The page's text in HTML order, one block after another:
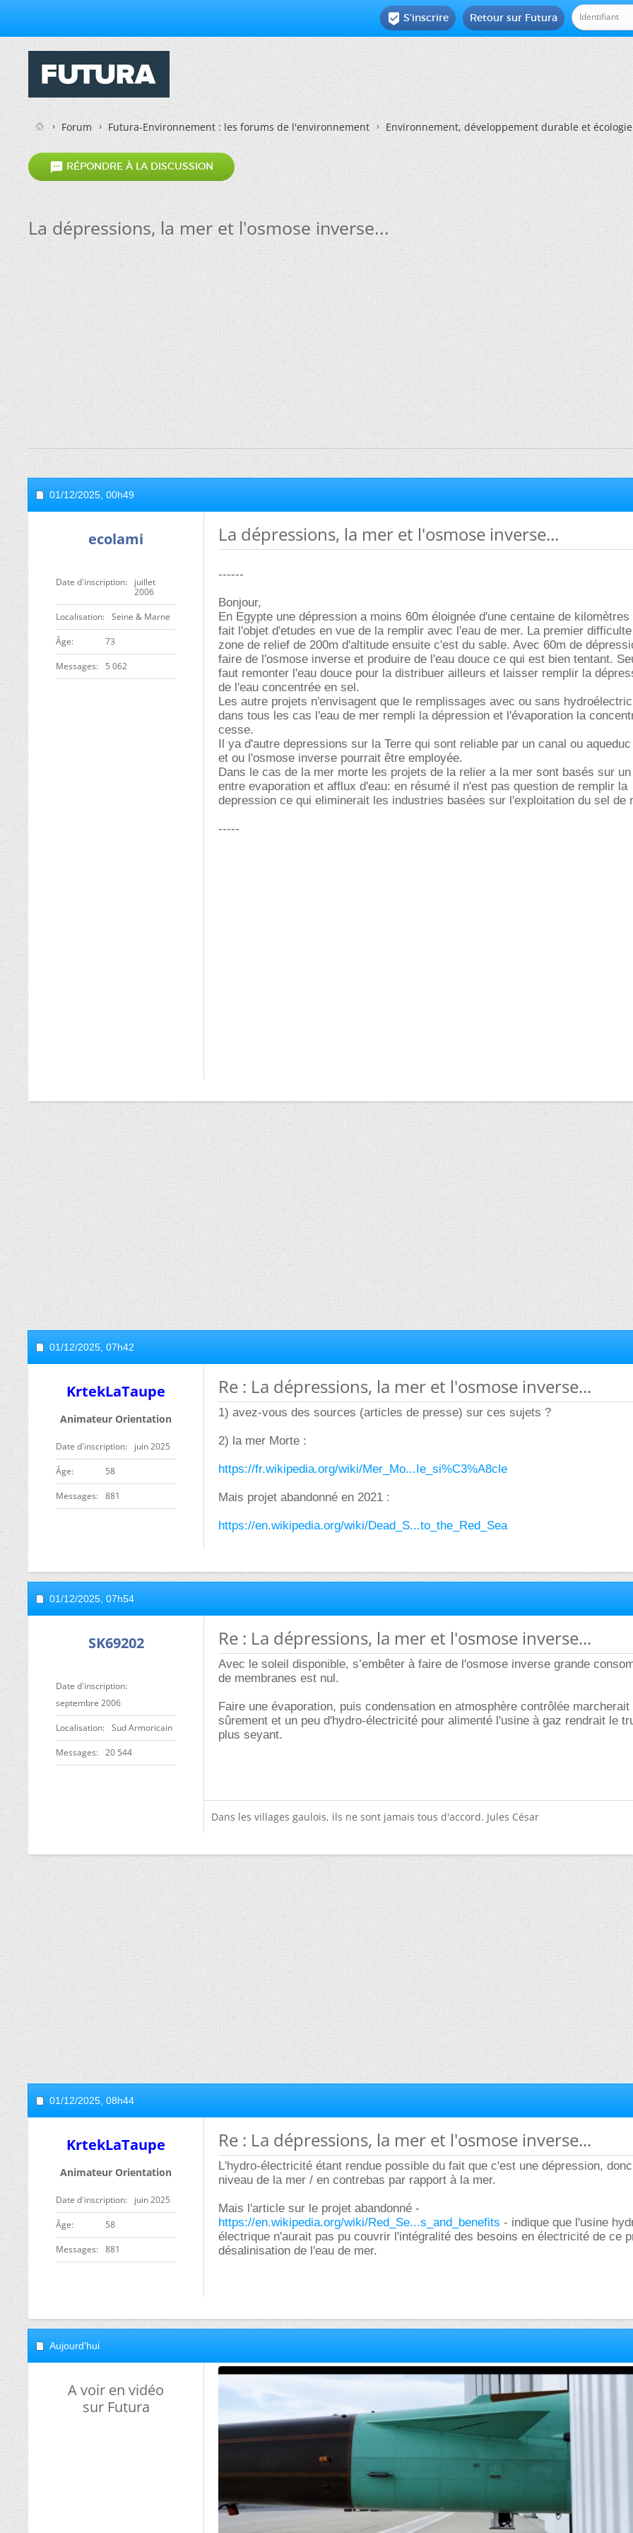
Retour sur Futura
 S'inscrire
Forum Futura-Environnement : les forums de l'environnement Environnement, développement durable et écologie
 RÉPONDRE À LA DISCUSSION
La dépressions, la mer et l'osmose inverse...
01/12/2025, 00h49
ecolami
Date d'inscription
juillet
2006
Localisation Seine & Marne
ge 73
Messages 5 062
La dépressions, la mer et l'osmose inverse...
------
Bonjour,
En Egypte une dépression a moins 60m éloignée d'une centaine de
fait l'objet d'etudes en vue de la remplir avec l'eau de mer. La premier
zone de relief de 200m d'altitude ensuite c'est du sable. Avec 60m de
faire de l'osmose inverse et produire de l'eau douce ce qui est bien tentant.
faut remonter l'eau douce pour la distribuer ailleurs et laisser remplir la
de l'eau concentrée en sel.
Les autre projets n'envisagent que le remplissages avec ou sans
dans tous les cas l'eau de mer rempli la dépression et l'évaporation la
cesse.
Il ya d'autre depressions sur la Terre qui sont reliable par un canal ou
et ou l'osmose inverse pourrait être employée.
Dans le cas de la mer morte les projets de la relier a la mer sont basés sur
entre evaporation et afflux d'eau: en résumé il n'est pas question de remplir la
depression ce qui eliminerait les industries basées sur l'exploitation du sel de
-----
01/12/2025, 07h42
KrtekLaTaupe
Animateur Orientation
Date d'inscription juin 2025
ge 58
Messages 881
Re : La dépressions, la mer et l'osmose inverse...
1) avez-vous des sources (articles de presse) sur ces sujets ?
2) la mer Morte :
https://fr.wikipedia.org/wiki/Mer_Mo...Ie_si%C3%A8cle
Mais projet abandonné en 2021 :
https://en.wikipedia.org/wiki/Dead_S...to_the_Red_Sea
01/12/2025, 07h54
SK69202
Date d'inscription
septembre 2006
Localisation Sud Armoricain
Messages 20 544
Re : La dépressions, la mer et l'osmose inverse...
Avec le soleil disponible, s’embêter à faire de l'osmose inverse grande
de membranes est nul.
Faire une évaporation, puis condensation en atmosphère contrôlée marcherait
sûrement et un peu d'hydro-électricité pour alimenté l'usine à gaz rendrait le
plus seyant.
Dans les villages gaulois, ils ne sont jamais tous d'accord. Jules César
01/12/2025, 08h44
KrtekLaTaupe
Animateur Orientation
Date d'inscription juin 2025
ge 58
Messages 881
Re : La dépressions, la mer et l'osmose inverse...
L'hydro-électricité étant rendue possible du fait que c'est une dépression,
niveau de la mer / en contrebas par rapport à la mer.
Mais l'article sur le projet abandonné -
https://en.wikipedia.org/wiki/Red_Se...s_and_benefits - indique que l'usine
électrique n'aurait pas pu couvrir l'intégralité des besoins en électricité de ce
désalinisation de l'eau de mer.
Aujourd'hui
A voir en vidéo
sur Futura